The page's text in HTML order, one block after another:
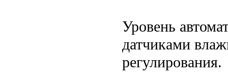
Уровень
датчиками
регулирования.